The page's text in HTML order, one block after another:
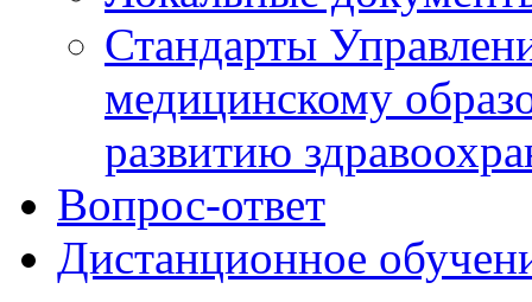
Стандарты
медицинскому
развитию
Вопрос-ответ
Дистанционное